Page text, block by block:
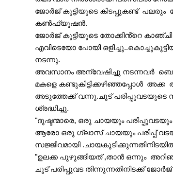
ജോർജ് കുട്ടിയുടെ കിടപ്പുകണ്ട്  പലരും
കൺഫ്യൂഷൻ.
ജോർജ് കുട്ടിയുടെ തോക്കിൻ്റെ കാഞ്ചി
എവിടെയോ പോയി
നടന്നു.
അവസാനം അന്വേഷിച്ചു നടന്നവർ
മകളെ കണ്ടുകിട്ടിക്കഴിഞ്ഞപ്പോൾ
അടുത്തേക്ക് വന്നു.ചൂട് പരിപ്പുവടയുടെ
ശ്രദ്ധിച്ചു.
ആരോ ഒരു ഗ്ലാസ് ചായയും പരിപ്പ് വടയും ജോർജ്‌കുട്ടിയുടെ നേർക്ക് നീട്ടി.ഉയിർത്തെഴുന്നേറ്റ
സജ്ജീവമായി
"ഉലക്ക പുഴുങ്ങിയത് ,താൻ ഒന്നും
ചൂട് പരിപ്പുവട തിന്നുന്നതിനിടക്ക്